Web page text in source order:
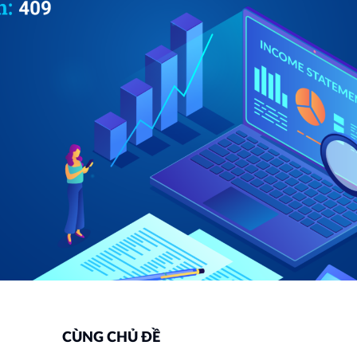
CÙNG CHỦ ĐỀ